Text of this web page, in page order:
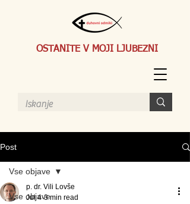
OSTANITE V MOJI LJUBEZNI
Post
Vse objave
Vse objave
p. dr. Vili Lovše
Jul 4 3 min read